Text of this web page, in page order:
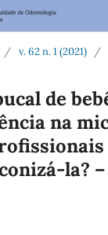
/ v. 62 n. 1 (2021) /
de
na
la?